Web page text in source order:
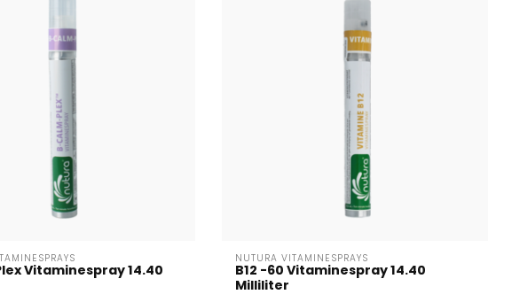
Vitaminespray 14.40
NUTURA VITAMINESPRAYS
B12 -60 Vitaminespray 14.40
Milliliter